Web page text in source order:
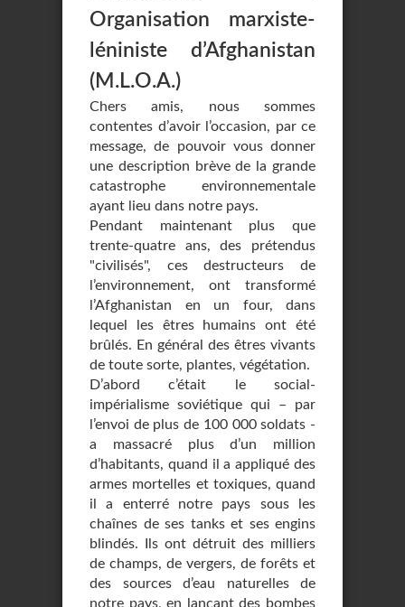
Organisation marxiste-
léniniste d’Afghanistan
(M.L.O.A.)
Chers amis, nous sommes
contentes d’avoir l’occasion, par ce
message, de pouvoir vous donner
une description brève de la grande
catastrophe environnementale
ayant lieu dans notre pays.
Pendant maintenant plus que
trente-quatre ans, des prétendus
"civilisés", ces destructeurs de
l’environnement, ont transformé
l’Afghanistan en un four, dans
lequel les êtres humains ont été
brûlés. En général des êtres vivants
de toute sorte, plantes, végétation.
D’abord c’était le social-
impérialisme soviétique qui – par
l’envoi de plus de 100 000 soldats -
a massacré plus d’un million
d’habitants, quand il a appliqué des
armes mortelles et toxiques, quand
il a enterré notre pays sous les
chaînes de ses tanks et ses engins
blindés. Ils ont détruit des milliers
de champs, de vergers, de forêts et
des sources d’eau naturelles de
notre pays, en lançant des bombes